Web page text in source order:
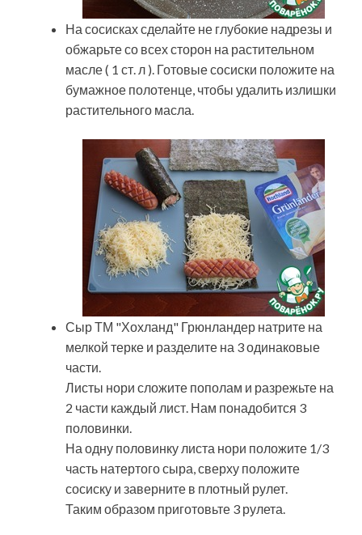
На сосисках сделайте не глубокие надрезы и
обжарьте со всех сторон на растительном
масле ( 1 ст. л ). Готовые сосиски положите на
бумажное полотенце, чтобы удалить излишки
растительного масла.
Сыр ТМ "Хохланд" Грюнландер натрите на
мелкой терке и разделите на 3 одинаковые
части.
Листы нори сложите пополам и разрежьте на
2 части каждый лист. Нам понадобится 3
половинки.
На одну половинку листа нори положите 1/3
часть натертого сыра, сверху положите
сосиску и заверните в плотный рулет.
Таким образом приготовьте 3 рулета.